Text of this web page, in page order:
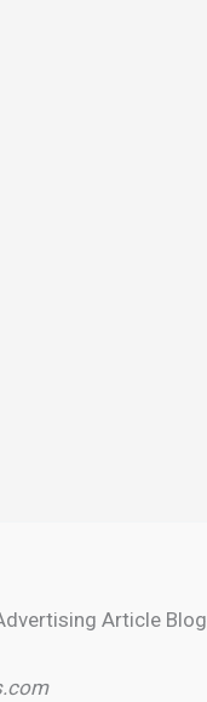
Article Blog